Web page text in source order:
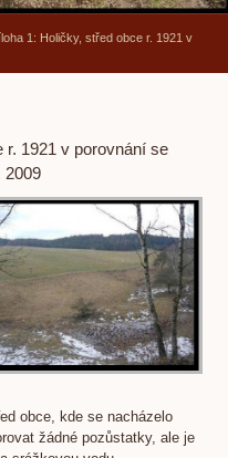
1: Holičky, střed obce r. 1921 v
r. 1921 v porovnání se
2009
obce, kde se nacházelo
žádné pozůstatky, ale je